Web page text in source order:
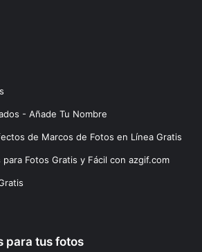
- Añade Tu Nombre
de Marcos de Fotos en Línea Gratis
Fotos Gratis y Fácil con azgif.com
para tus fotos